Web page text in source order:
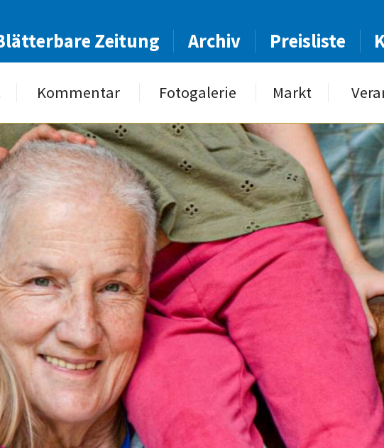
Zeitung Archiv Preisliste
Kommentar Fotogalerie Markt